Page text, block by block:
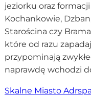
jeziorku oraz
Kochankowie,
Starościna czy
które od razu
przypominają
naprawdę wchodzi
Skalne Miasto